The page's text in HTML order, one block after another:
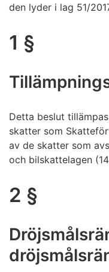
den lyder i lag 51/
1 §
Detta beslut
skatter som
av de skatter som
och bilskattelagen
2 §